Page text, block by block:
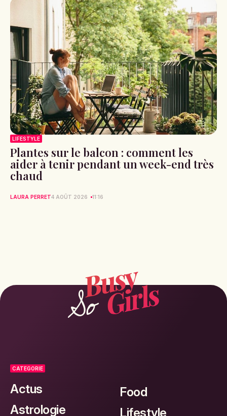
LIFESTYLE
Plantes sur le balcon : comment les
aider à tenir pendant un week-end très
chaud
LAURA PERRET4 AOÛT 2026 11:16
CATEGORIE
Actus
Astrologie
Food
Lifestyle